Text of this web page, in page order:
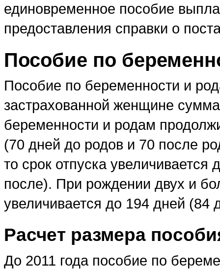
единовременное пособие
предоставления справки о
Пособие по
Пособие по беременности и
застрахованной женщине
беременности и родам
(70 дней до родов и 70 после
то срок отпуска
после). При рождении двух и
увеличивается до 194 дней (84
Расчет размера
До 2011 года пособие по